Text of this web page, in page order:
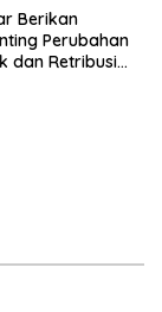
Berikan
Perubahan
dan Retribusi